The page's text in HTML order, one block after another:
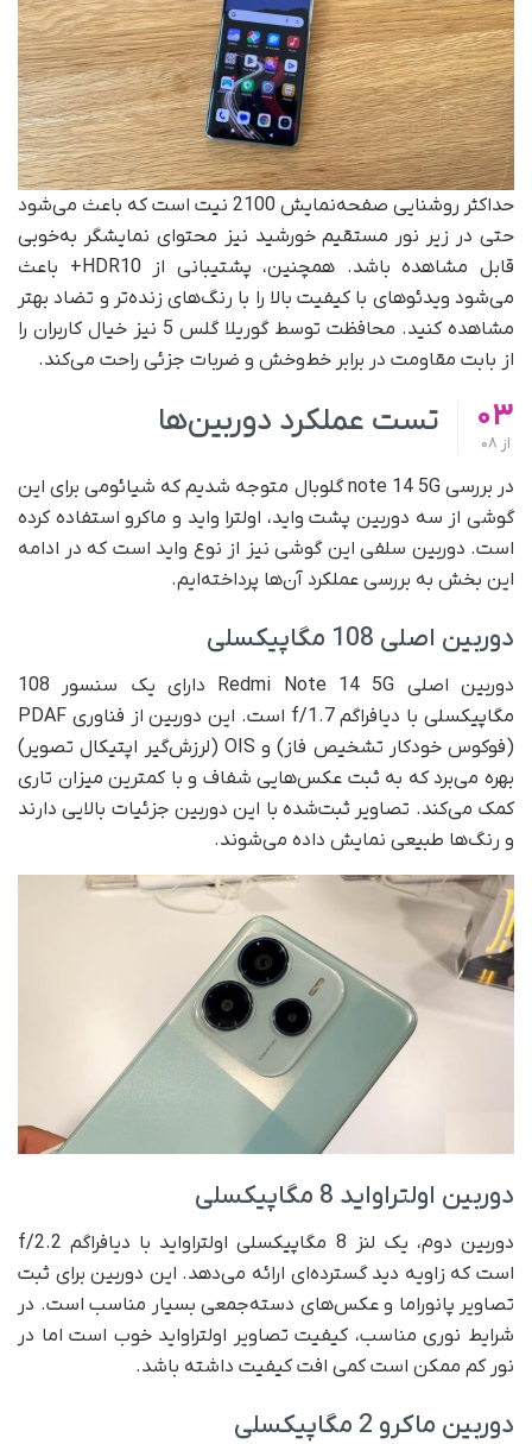
حداکثر روشنایی صفحه‌نمایش 2100 نیت است که باعث می‌شود
حتی در زیر نور مستقیم خورشید نیز محتوای نمایشگر به‌خوبی
قابل مشاهده باشد. همچنین، پشتیبانی از HDR10+ باعث
می‌شود ویدئوهای با کیفیت بالا را با رنگ‌های زنده‌تر و تضاد بهتر
مشاهده کنید. محافظت توسط گوریلا گلس 5 نیز خیال کاربران را
از بابت مقاومت در برابر خط‌وخش و ضربات جزئی راحت می‌کند.
03
از
تست عملکرد دوربین‌ها
در بررسی note 14 5G گلوبال متوجه شدیم که شیائومی برای این
گوشی از سه دوربین پشت واید، اولترا واید و ماکرو استفاده کرده
است. دوربین سلفی این گوشی نیز از نوع واید است که در ادامه
این بخش به بررسی عملکرد آن‌ها پرداخته‌ایم.
دوربین اصلی 108 مگاپیکسلی
دوربین اصلی Redmi Note 14 5G دارای یک سنسور 108
مگاپیکسلی با دیافراگم f/1.7 است. این دوربین از فناوری PDAF
(فوکوس خودکار تشخیص فاز) و OIS (لرزش‌گیر اپتیکال تصویر)
بهره می‌برد که به ثبت عکس‌هایی شفاف و با کمترین میزان تاری
کمک می‌کند. تصاویر ثبت‌شده با این دوربین جزئیات بالایی دارند
و رنگ‌ها طبیعی نمایش داده می‌شوند.
دوربین اولتراواید 8 مگاپیکسلی
دوربین دوم، یک لنز 8 مگاپیکسلی اولتراواید با دیافراگم f/2.2
است که زاویه دید گسترده‌ای ارائه می‌دهد. این دوربین برای ثبت
تصاویر پانوراما و عکس‌های دسته‌جمعی بسیار مناسب است. در
شرایط نوری مناسب، کیفیت تصاویر اولتراواید خوب است اما در
نور کم ممکن است کمی افت کیفیت داشته باشد.
دوربین ماکرو 2 مگاپیکسلی